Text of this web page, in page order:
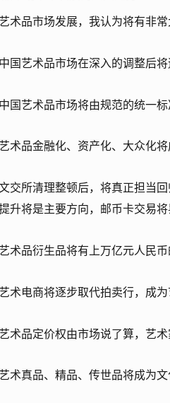
术品市场发展，我认为将有非
国艺术品市场在深入的调整后
国艺术品市场将由规范的统一
术品金融化、资产化、大众化将
交所清理整顿后，将真正担当
升将是主要方向，邮币卡交易将
术品衍生品将有上万亿元人民
术电商将逐步取代拍卖行，成为
术品定价权由市场说了算，艺
术真品、精品、传世品将成为